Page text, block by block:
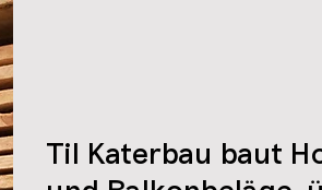
Til Katerbau baut